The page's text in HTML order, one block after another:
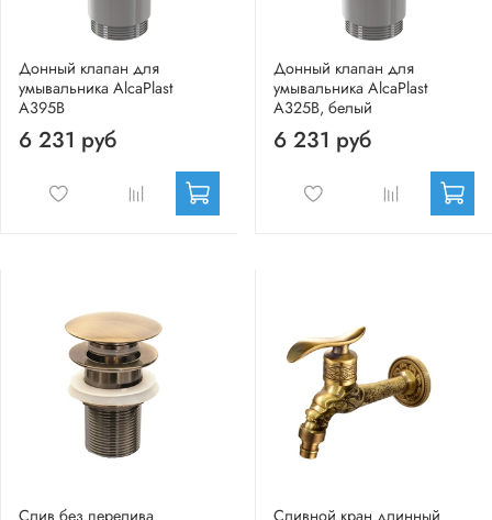
Донный клапан для
умывальника AlcaPlast
A395B
6 231 руб
Донный клапан для
умывальника AlcaPlast
A325B, белый
6 231 руб